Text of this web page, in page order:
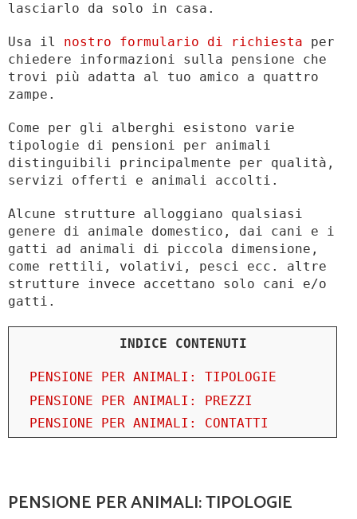
lasciarlo da solo in casa.
Usa il nostro formulario di richiesta per
chiedere informazioni sulla pensione che
trovi più adatta al tuo amico a quattro
zampe.
Come per gli alberghi esistono varie
tipologie di pensioni per animali
distinguibili principalmente per qualità,
servizi offerti e animali accolti.
Alcune strutture alloggiano qualsiasi
genere di animale domestico, dai cani e i
gatti ad animali di piccola dimensione,
come rettili, volativi, pesci ecc. altre
strutture invece accettano solo cani e/o
gatti.
INDICE CONTENUTI
PENSIONE PER ANIMALI: TIPOLOGIE
PENSIONE PER ANIMALI: PREZZI
PENSIONE PER ANIMALI: CONTATTI
PENSIONE PER ANIMALI: TIPOLOGIE